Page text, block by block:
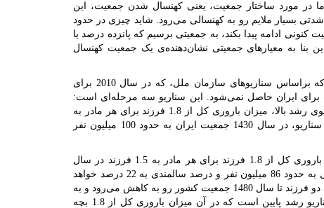
در مورد ساختار جمعیت، یعنی کهنسال شدن جمعیت، این
بسیار ملایم رو به کهنسالی می‌رود. شاید چیزی در حدود
ادامه پیدا بکند، به جمعیتی برسیم که پانزده درصد یا
بنا به معیارهای جمعیتی نشان‌دهنده‌ی یک جمعیت کهنسال
این تحلیل‌های آماری در حالی ارائه می‌شود که براساس سناریوهای سازمان ملل، که در سال 2010 برای
ایران حاصل نمی‌شود. این سناریو سه مرحله‌ای است:
رشد بالا، رشد متوسط و رشد پایین. در سناریوی رشد بالا، میزان باروری کل از 1.8 فرزند برای هر مادر به
2.5 فرزند در سال 1480 خواهد رسید. در این سناریو، در سال 1430 جمعیت ایران به حدود 100 میلیون نفر
در صورت وقوع سناریو رشد متوسط، میزان باروری کل از 1.8 فرزند برای هر مادر به 1.5 فرزند در سال
1420 کاهش یافته و جمعیت کشور در این سال به حدود 86 میلیون نفر و درصد سالمندی به 22 درصد خواهد
رسید. بعد از آن، با وجود افزایش باروری تا حد دو فرزند تا سال 1480 جمعیت کشور رو به کاهش می‌رود و به
حدود 62 میلیون نفر خواهد رسید. سومین سناریو رشد پایین است که در آن میزان باروری کل از 1.8 بچه